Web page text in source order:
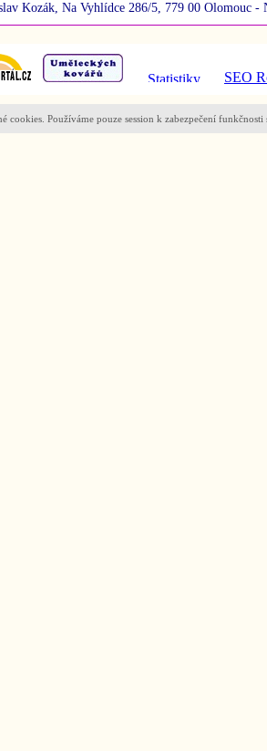
Kozák, Na Vyhlídce 286/5, 779 00 Olomouc
SEO
cookies. Používáme pouze session k zabezpečení funkčnosti